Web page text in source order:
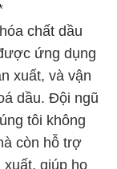
chất dầu
ứng dụng
xuất, và vận
dầu. Đội ngũ
tôi không
còn hỗ trợ
xuất, giúp họ